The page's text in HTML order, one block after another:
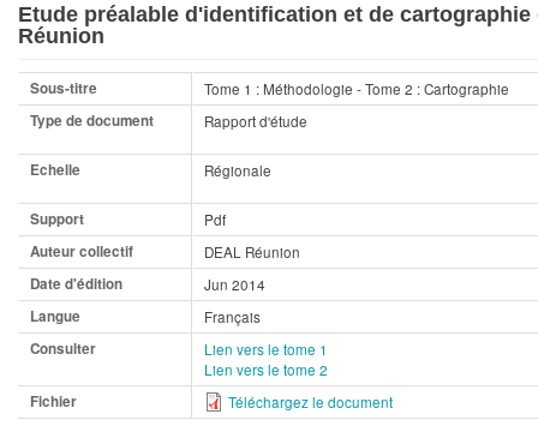
Etude préalable d'identification et de
Réunion
Sous-titre
Tome 1 : Méthodologie - Tome 2 : Cartographie
Type de document
Rapport d'étude
Echelle Régionale
Support
Pdf
Auteur collectif
DEAL Réunion
Date d'édition
Jun 2014
Langue
Français
Consulter
Lien vers le tome 1
Lien vers le tome 2
Fichier
Téléchargez le document